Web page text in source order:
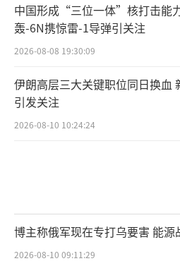
中国形成“三位一体”核打击能
轰-6N携惊雷-1导弹引关注
2026-08-08 19:30:09
伊朗高层三大关键职位同日换血
引发关注
2026-08-10 10:24:24
博主称俄军现在专打乌要害 能源
2026-08-10 09:11:29